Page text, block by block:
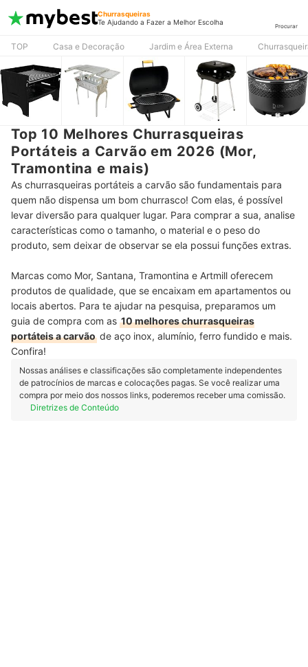
Churrasqueiras
Te Ajudando a Fazer a Melhor Escolha
Procurar
TOP Casa e Decoração Jardim e Área Externa
Top 10 Melhores Churrasqueiras
Portáteis a Carvão em 2026 (Mor,
Tramontina e mais)
As churrasqueiras portáteis a carvão são fundamentais para
quem não dispensa um bom churrasco! Com elas, é possível
levar diversão para qualquer lugar. Para comprar a sua, analise
características como o tamanho, o material e o peso do
produto, sem deixar de observar se ela possui funções extras.
Marcas como Mor, Santana, Tramontina e Artmill oferecem
produtos de qualidade, que se encaixam em apartamentos ou
locais abertos. Para te ajudar na pesquisa, preparamos um
guia de compra com as 10 melhores churrasqueiras
portáteis a carvão de aço inox, alumínio, ferro fundido e mais.
Confira!
Nossas análises e classificações são completamente independentes
de patrocínios de marcas e colocações pagas. Se você realizar uma
compra por meio dos nossos links, poderemos receber uma comissão.
Diretrizes de Conteúdo